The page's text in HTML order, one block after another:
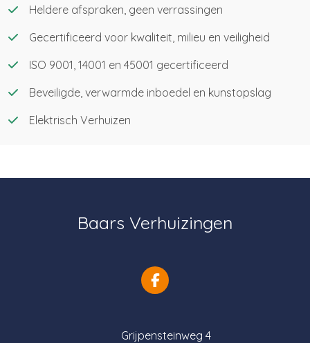
Heldere afspraken, geen verrassingen
Gecertificeerd voor kwaliteit, milieu en veiligheid
ISO 9001, 14001 en 45001 gecertificeerd
Beveiligde, verwarmde inboedel en kunstopslag
Elektrisch Verhuizen
Baars Verhuizingen
Grijpensteinweg 4